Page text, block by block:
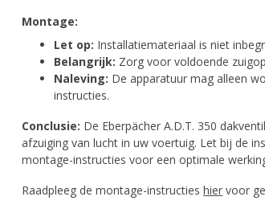
Montage:
Let op: Installatiemateriaal is niet
Belangrijk: Zorg voor voldoende
Naleving: De apparatuur mag alleen
instructies.
Conclusie: De Eberpächer A.D.T. 350
afzuiging van lucht in uw voertuig. Let bij de
montage-instructies voor een optimale
Raadpleeg de montage-instructies hier voor